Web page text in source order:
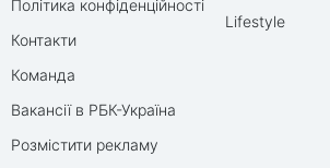
Політика конфіденційності
Контакти
Команда
Вакансії в РБК-Україна
Розмістити рекламу
Lifestyle